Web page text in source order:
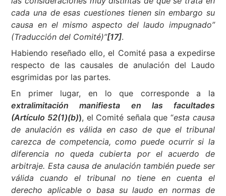
cada una de esas cuestiones tienen sin embargo su
causa en el mismo aspecto del laudo impugnado”
(Traducción del Comité)”[17].
Habiendo reseñado ello, el Comité pasa a expedirse
respecto de las causales de anulación del Laudo
esgrimidas por las partes.
En primer lugar, en lo que corresponde a la
extralimitación manifiesta en las facultades
(Artículo 52(1)(b)), el Comité señala que “esta causa
de anulación es válida en caso de que el tribunal
carezca de competencia, como puede ocurrir si la
diferencia no queda cubierta por el acuerdo de
arbitraje. Esta causa de anulación también puede ser
válida cuando el tribunal no tiene en cuenta el
derecho aplicable o basa su laudo en normas de